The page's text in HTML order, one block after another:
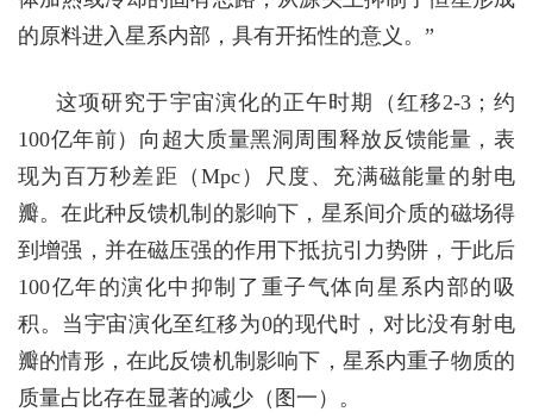
的原料进入星系内部，具有开拓性的意义。”
这项研究于宇宙演化的正午时期（红移2-3； 约
100亿年前）向超大质量黑洞周围释放反馈能量，表
现为百万秒差距 （Mpc ）
尺度、充满磁能量的射电
瓣。在此种反馈机制的影响下，星系间介质的磁场得
到增强，并在磁压强的作用下抵抗引力势阱，于此后
100亿年的演化中抑制了重子气体向星系内部的吸
积。当宇宙演化至红移为0的现代时，对比没有射电
瓣的情形，在此反馈机制影响下，星系内重子物质的
质量占比存在显著的减少 （图一）。